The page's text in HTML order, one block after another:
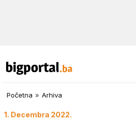
Početna » Arhiva
1. Decembra 2022.